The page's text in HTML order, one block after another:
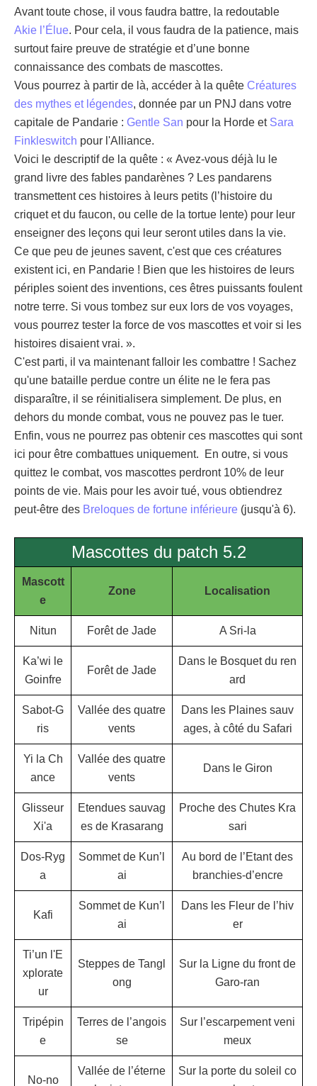
Avant toute chose, il vous faudra battre, la redoutable
Akie l’Élue. Pour cela, il vous faudra de la patience, mais
surtout faire preuve de stratégie et d’une bonne
connaissance des combats de mascottes.
Vous pourrez à partir de là, accéder à la quête Créatures
des mythes et légendes, donnée par un PNJ dans votre
capitale de Pandarie : Gentle San pour la Horde et Sara
Finkleswitch pour l'Alliance.
Voici le descriptif de la quête : « Avez-vous déjà lu le
grand livre des fables pandarènes ? Les pandarens
transmettent ces histoires à leurs petits (l’histoire du
criquet et du faucon, ou celle de la tortue lente) pour leur
enseigner des leçons qui leur seront utiles dans la vie.
Ce que peu de jeunes savent, c'est que ces créatures
existent ici, en Pandarie ! Bien que les histoires de leurs
périples soient des inventions, ces êtres puissants foulent
notre terre. Si vous tombez sur eux lors de vos voyages,
vous pourrez tester la force de vos mascottes et voir si les
histoires disaient vrai. ».
C'est parti, il va maintenant falloir les combattre ! Sachez
qu'une bataille perdue contre un élite ne le fera pas
disparaître, il se réinitialisera simplement. De plus, en
dehors du monde combat, vous ne pouvez pas le tuer.
Enfin, vous ne pourrez pas obtenir ces mascottes qui sont
ici pour être combattues uniquement. En outre, si vous
quittez le combat, vos mascottes perdront 10% de leur
points de vie. Mais pour les avoir tué, vous obtiendrez
peut-être des Breloques de fortune inférieure (jusqu'à 6).
Mascottes du patch 5.2
Mascott
e
Zone Localisation
Nitun Forêt de Jade A Sri-la
Ka’wi le
Goinfre
Forêt de Jade
Dans le Bosquet du ren
ard
Sabot-G
ris
Vallée des quatre
vents
Dans les Plaines sauv
ages, à côté du Safari
Yi la Ch
ance
Vallée des quatre
vents
Dans le Giron
Glisseur
Xi'a
Etendues sauvag
es de Krasarang
Proche des Chutes Kra
sari
Dos-Ryg
a
Sommet de Kun’l
ai
Au bord de l’Etant des
branchies-d’encre
Kafi
Sommet de Kun’l
ai
Dans les Fleur de l’hiv
er
Ti’un l'E
xplorate
ur
Steppes de Tangl
ong
Sur la Ligne du front de
Garo-ran
Tripépin
e
Terres de l’angois
se
Sur l’escarpement veni
meux
No-no
Vallée de l’éterne
Sur la porte du soleil co